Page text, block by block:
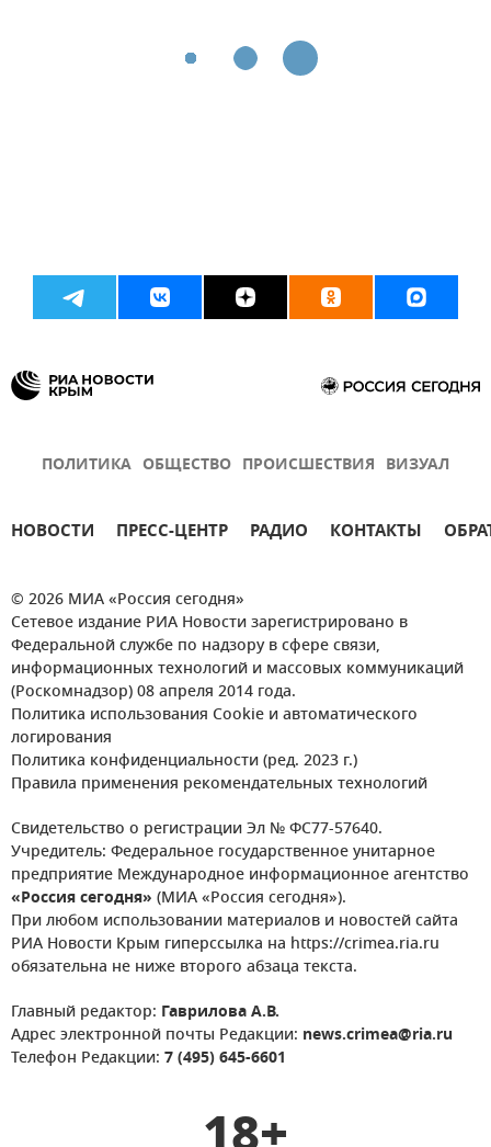
ПОЛИТИКА ОБЩЕСТВО ПРОИСШЕСТВИЯ ВИЗУАЛ
НОВОСТИ ПРЕСС-ЦЕНТР РАДИО КОНТАКТЫ
© 2026 МИА «Россия сегодня»
Сетевое издание РИА Новости зарегистрировано в
Федеральной службе по надзору в сфере связи,
информационных технологий и массовых коммуникаций
(Роскомнадзор) 08 апреля 2014 года.
Политика использования Cookie и автоматического
логирования
Политика конфиденциальности (ред. 2023 г.)
Правила применения рекомендательных технологий
Свидетельство о регистрации Эл № ФС77-57640.
Учредитель: Федеральное государственное унитарное
предприятие Международное информационное агентство
«Россия сегодня» (МИА «Россия сегодня»).
При любом использовании материалов и новостей сайта
РИА Новости Крым гиперссылка на https://crimea.ria.ru
обязательна не ниже второго абзаца текста.
Главный редактор: Гаврилова А.В.
Адрес электронной почты Редакции: news.crimea@ria.ru
Телефон Редакции: 7 (495) 645-6601